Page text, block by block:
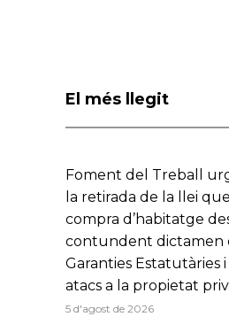
El més llegit
Foment del Treball
la retirada de la llei
compra d’habitatge
contundent dictamen
Garanties Estatutàries
atacs a la propietat
5 d'agost de 2026